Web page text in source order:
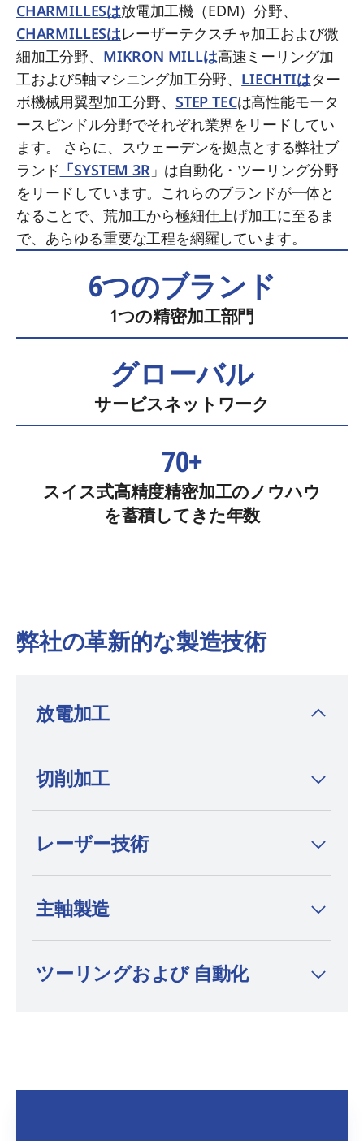
CHARMILLESは放電加工機（EDM）分野、
CHARMILLESはレーザーテクスチャ加工および微
細加工分野、 MIKRON MILLは高速ミーリング加
工および5軸マシニング加工分野、 LIECHTIはター
ボ機械用翼型加工分野、STEP TECは高性能モータ
ースピンドル分野でそれぞれ業界をリードしてい
ます。 さらに、スウェーデンを拠点とする弊社ブ
ランド 「SYSTEM 3R」は自動化・ツーリング分野
をリードしています。これらのブランドが一体と
なることで、荒加工から極細仕上げ加工に至るま
で、あらゆる重要な工程を網羅しています。
6つのブランド
1つの精密加工部門
グローバル
サービスネットワーク
70+
スイス式高精度精密加工のノウハウ
を蓄積してきた年数
弊社の革新的な製造技術
放電加工
は、ワイヤー放電加工機、形彫り放電加工
機、細穴放電加工機の分野において、プレミ
して知られています。
切削加工
レーザー技術
主軸製造
ツーリングおよび 自動化